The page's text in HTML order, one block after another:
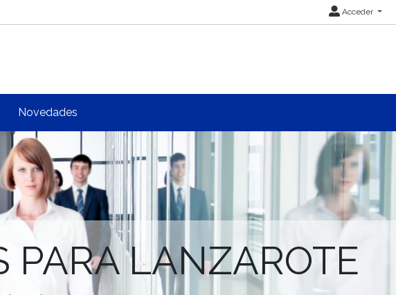
Acceder
Novedades
PARA LANZAROTE